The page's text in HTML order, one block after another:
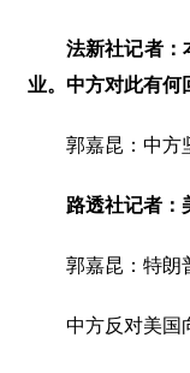
法新社记者：
业。中方对此有何
郭嘉昆：中方
路透社记者：
郭嘉昆：特朗
中方反对美国